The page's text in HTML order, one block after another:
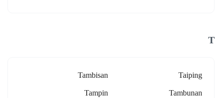
T
Taiping
Tambisan
Tambunan
Tampin